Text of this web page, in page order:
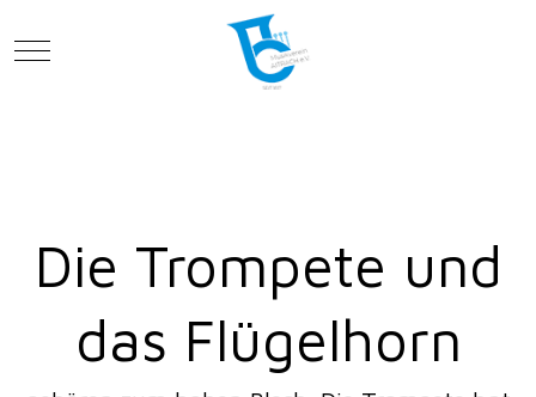
Mobile Menu Toggle
Die Trompete und
das Flügelhorn